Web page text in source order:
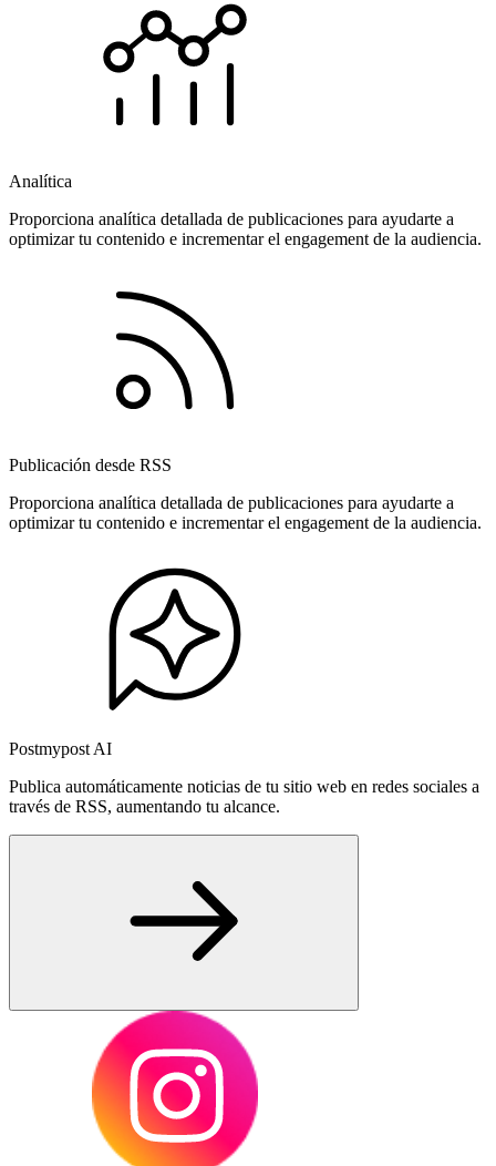
Analítica
Proporciona analítica detallada de publicaciones para ayudarte a
optimizar tu contenido e incrementar el engagement de la audiencia.
Publicación desde RSS
Proporciona analítica detallada de publicaciones para ayudarte a
optimizar tu contenido e incrementar el engagement de la audiencia.
Postmypost AI
Publica automáticamente noticias de tu sitio web en redes sociales a
través de RSS, aumentando tu alcance.